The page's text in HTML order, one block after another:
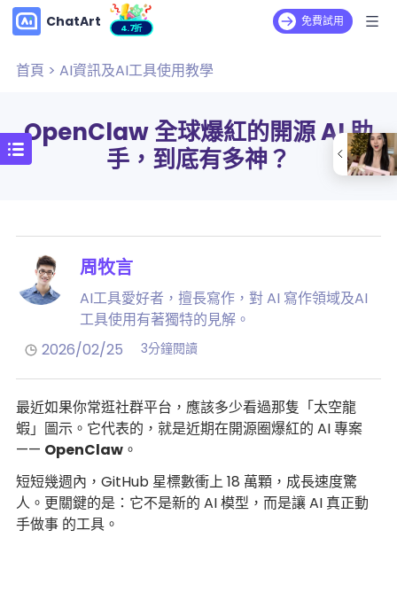
ChatArt 4.7折 免費試用
首頁 > AI資訊及AI工具使用教學
OpenClaw 全球爆紅的開源 AI 助
手，到底有多神？
周牧言
AI工具愛好者，擅長寫作，對 AI 寫作領域及AI
工具使用有著獨特的見解。
2026/02/25
3分鐘閱讀
最近如果你常逛社群平台，應該多少看過那隻「太空龍
蝦」圖示。它代表的，就是近期在開源圈爆紅的 AI 專案
—— OpenClaw 。
短短幾週內，GitHub 星標數衝上 18 萬顆，成長速度驚
人。更關鍵的是：它不是新的 AI 模型，而是讓 AI 真正動
手做事 的工具。